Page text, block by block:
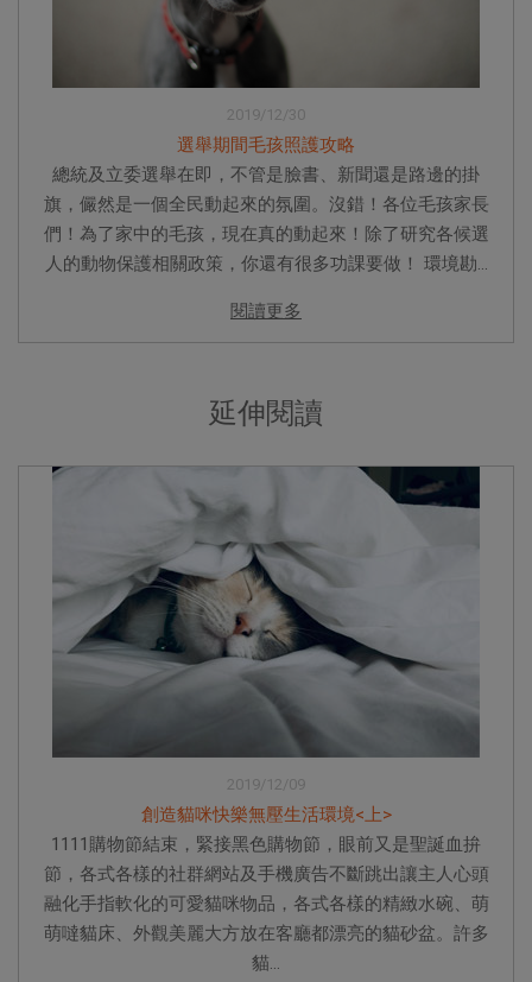
2019/12/30
選舉期間毛孩照護攻略
總統及立委選舉在即，不管是臉書、新聞還是路邊的掛
旗，儼然是一個全民動起來的氛圍。沒錯！各位毛孩家長
們！為了家中的毛孩，現在真的動起來！除了研究各候選
人的動物保護相關政策，你還有很多功課要做！ 環境勘...
閱讀更多
延伸閱讀
2019/12/09
創造貓咪快樂無壓生活環境<上>
1111購物節結束，緊接黑色購物節，眼前又是聖誕血拚
節，各式各樣的社群網站及手機廣告不斷跳出讓主人心頭
融化手指軟化的可愛貓咪物品，各式各樣的精緻水碗、萌
萌噠貓床、外觀美麗大方放在客廳都漂亮的貓砂盆。許多
貓...